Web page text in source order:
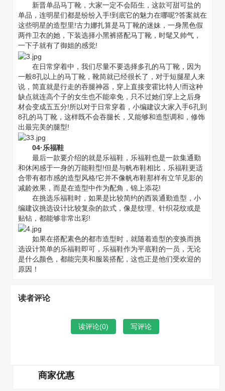
新晋单品马丁靴，大家一定不会陌生，这款可甜可盐的
单品，连明星们都是纷纷入手!到底它的魅力在哪呢?答案就在
这些明星的造型里!古力娜扎算是马丁靴的迷妹，一身黑色假
两件卫衣的她，下装选择小黑裤搭配马丁靴，时髦又帅气，
一下子就有了御姐的感觉!
在日常穿着中，我们尽量不要选择多孔的马丁靴，因为
一般8孔以上的马丁靴，靴筒就已经很长了，对于短腿星人来
说，简直就是行走的吞腿神器，穿上直接变霍比特人!而这种
缺点就连高个子的女生也不能幸免，只不过她们穿上之后身
材会变成五五分!所以对于日常穿着，小编建议大家入手6孔到
8孔的马丁靴，这样既不会吞腿长，又能够和造型调和，修饰
出最完美的腿型!
04·乐福鞋
最后一款要介绍的就是乐福鞋，乐福鞋也是一款集通勤
和休闲感于一身的万能鞋型!但是与帆布鞋相比，乐福鞋更适
合带有都市感的造型风格!它并不像帆布鞋那样有立竿见影的
减龄效果，而是在造型中作为配角，锦上添花!
在挑选乐福鞋时，如果是比较简约的西装通勤造型，小
编建议挑选设计比较复杂的款式，像是纹理、针织花纹或是
贴钻，都能够非常出彩!
如果在搭配素色的都市造型时，就随着造型的变换而挑
选设计简单的乐福鞋即可，乐福鞋作为平底鞋的一员，无论
是什么颜色，都能完美和服装搭配，这也正是他们受欢迎的
原因！
读者评论
读评论(0) 写评论
商家优惠